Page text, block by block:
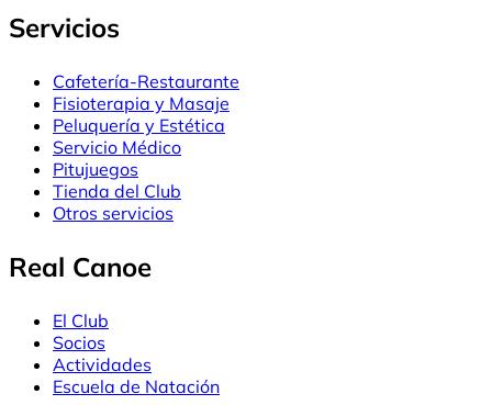
Servicios
Cafetería-Restaurante
Fisioterapia y Masaje
Peluquería y Estética
Servicio Médico
Pitujuegos
Tienda del Club
Otros servicios
Real Canoe
El Club
Socios
Actividades
Escuela de Natación